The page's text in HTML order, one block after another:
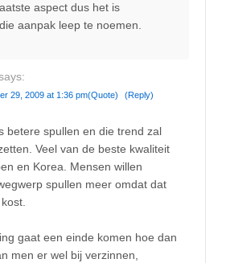
aspect dus het is
aanpak leep te noemen.
29, 2009 at 1:36 pm(Quote) (Reply)
betere spullen en die trend zal
Veel van de beste kwaliteit
en Korea. Mensen willen
spullen meer omdat dat
gaat een einde komen hoe dan
men er wel bij verzinnen,